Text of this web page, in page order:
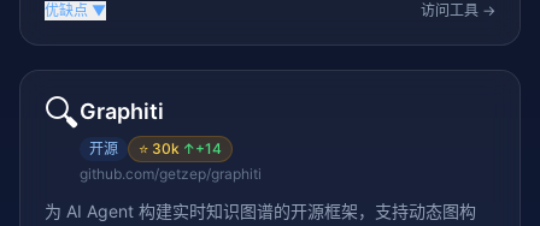
优缺点 ▼ 访问工具 →
🔍Graphiti
开源 ⭐ 30k ↑+14
github.com/getzep/graphiti
为 AI Agent 构建实时知识图谱的开源框架，支持动态图构